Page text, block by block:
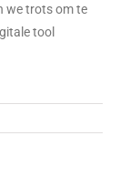
we trots om te
tool